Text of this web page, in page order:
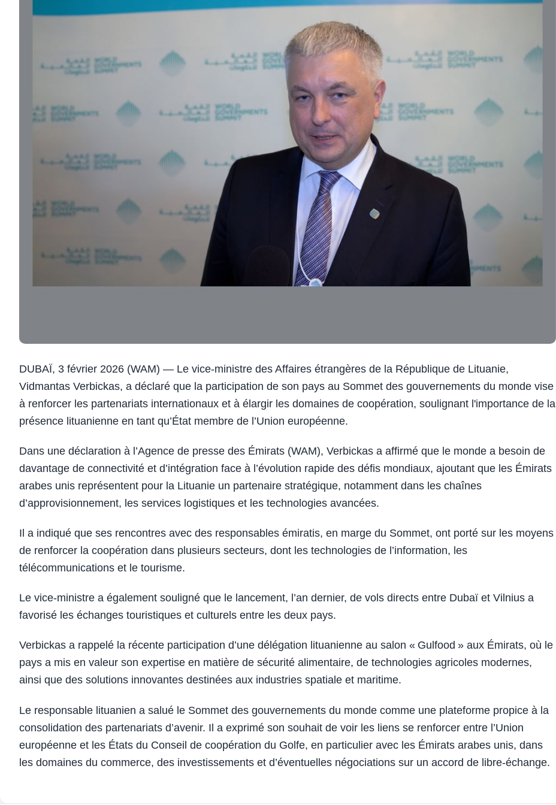
DUBAÏ, 3 février 2026 (WAM) — Le vice-ministre des Affaires étrangères de la République de Lituanie,
Vidmantas Verbickas, a déclaré que la participation de son pays au Sommet des gouvernements du monde vise
à renforcer les partenariats internationaux et à élargir les domaines de coopération, soulignant l'importance de la
présence lituanienne en tant qu’État membre de l’Union européenne.
Dans une déclaration à l’Agence de presse des Émirats (WAM), Verbickas a affirmé que le monde a besoin de
davantage de connectivité et d’intégration face à l’évolution rapide des défis mondiaux, ajoutant que les Émirats
arabes unis représentent pour la Lituanie un partenaire stratégique, notamment dans les chaînes
d’approvisionnement, les services logistiques et les technologies avancées.
Il a indiqué que ses rencontres avec des responsables émiratis, en marge du Sommet, ont porté sur les moyens
de renforcer la coopération dans plusieurs secteurs, dont les technologies de l’information, les
télécommunications et le tourisme.
Le vice-ministre a également souligné que le lancement, l’an dernier, de vols directs entre Dubaï et Vilnius a
favorisé les échanges touristiques et culturels entre les deux pays.
Verbickas a rappelé la récente participation d’une délégation lituanienne au salon « Gulfood » aux Émirats, où le
pays a mis en valeur son expertise en matière de sécurité alimentaire, de technologies agricoles modernes,
ainsi que des solutions innovantes destinées aux industries spatiale et maritime.
Le responsable lituanien a salué le Sommet des gouvernements du monde comme une plateforme propice à la
consolidation des partenariats d’avenir. Il a exprimé son souhait de voir les liens se renforcer entre l’Union
européenne et les États du Conseil de coopération du Golfe, en particulier avec les Émirats arabes unis, dans
les domaines du commerce, des investissements et d’éventuelles négociations sur un accord de libre-échange.